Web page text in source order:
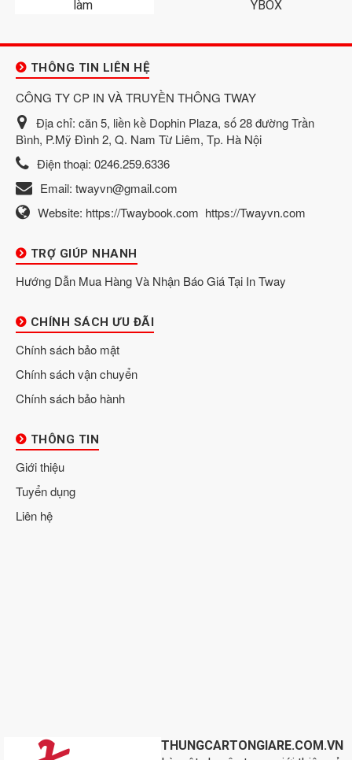
THÔNG TIN LIÊN HỆ
CÔNG TY CP IN VÀ TRUYỀN THÔNG TWAY
Địa chỉ: căn 5, liền kề Dophin Plaza, số 28 đường Trần
Bình, P.Mỹ Đình 2, Q. Nam Từ Liêm, Tp. Hà Nội
Điện thoại: 0246.259.6336
Email: twayvn@gmail.com
Website: https://Twaybook.com https://Twayvn.com
TRỢ GIÚP NHANH
Hướng Dẫn Mua Hàng Và Nhận Báo Giá Tại In Tway
CHÍNH SÁCH ƯU ĐÃI
Chính sách bảo mật
Chính sách vận chuyển
Chính sách bảo hành
THÔNG TIN
Giới thiệu
Tuyển dụng
Liên hệ
THUNGCARTONGIARE.COM.VN